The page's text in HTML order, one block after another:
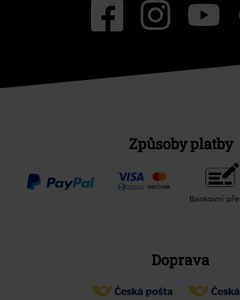
Způsoby platby
Bankovní
Doprava